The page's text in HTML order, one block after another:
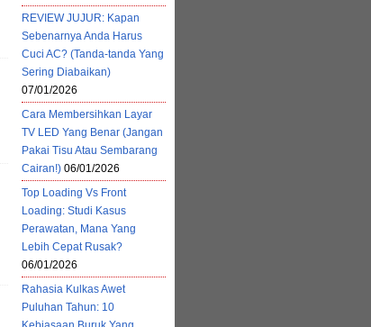
REVIEW JUJUR: Kapan
Sebenarnya Anda Harus
Cuci AC? (Tanda-tanda Yang
Sering Diabaikan)
07/01/2026
Cara Membersihkan Layar
TV LED Yang Benar (Jangan
Pakai Tisu Atau Sembarang
Cairan!) 06/01/2026
Top Loading Vs Front
Loading: Studi Kasus
Perawatan, Mana Yang
Lebih Cepat Rusak?
06/01/2026
Rahasia Kulkas Awet
Puluhan Tahun: 10